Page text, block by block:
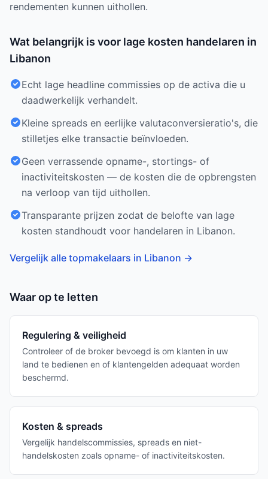
rendementen kunnen uithollen.
Wat belangrijk is voor lage kosten handelaren in
Libanon
Echt lage headline commissies op de activa die u
daadwerkelijk verhandelt.
Kleine spreads en eerlijke valutaconversieratio's, die
stilletjes elke transactie beïnvloeden.
Geen verrassende opname-, stortings- of
inactiviteitskosten — de kosten die de opbrengsten
na verloop van tijd uithollen.
Transparante prijzen zodat de belofte van lage
kosten standhoudt voor handelaren in Libanon.
Vergelijk alle topmakelaars in Libanon →
Waar op te letten
Regulering & veiligheid
Controleer of de broker bevoegd is om klanten in uw
land te bedienen en of klantengelden adequaat worden
beschermd.
Kosten & spreads
Vergelijk handelscommissies, spreads en niet-
handelskosten zoals opname- of inactiviteitskosten.